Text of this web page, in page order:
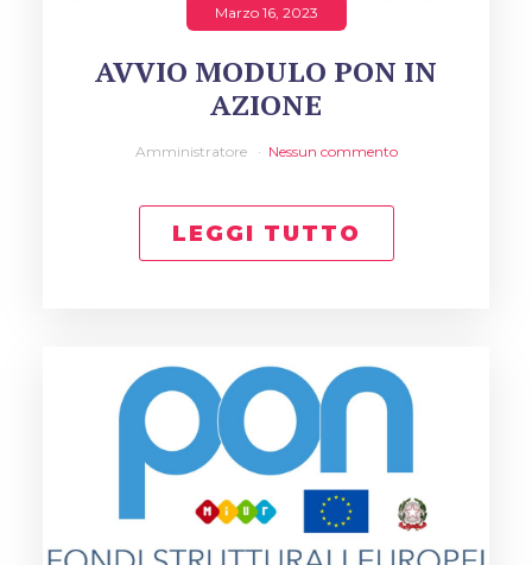
Marzo 16, 2023
AVVIO MODULO PON IN
AZIONE
Amministratore Nessun commento
LEGGI TUTTO